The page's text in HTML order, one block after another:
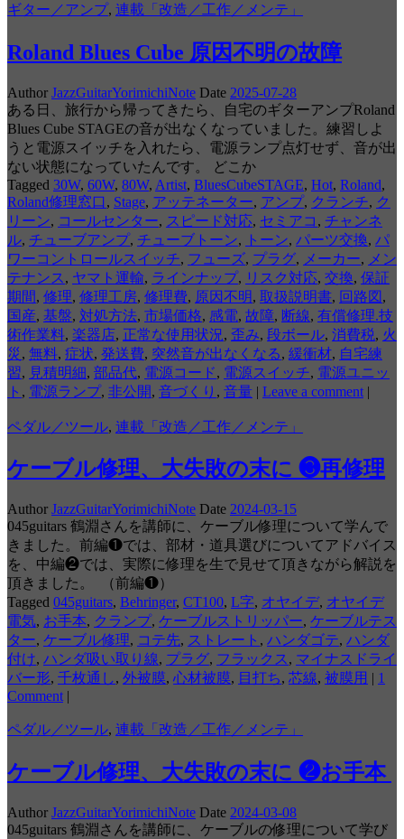
ギター／アンプ, 連載「改造／工作／メンテ」
Roland Blues Cube 原因不明の故障
Author JazzGuitarYorimichiNote Date 2025-07-28
ある日、旅行から帰ってきたら、自宅のギターアンプRoland
Blues Cube STAGEの音が出なくなっていました。練習しよ
うと電源スイッチを入れたら、電源ランプ点灯せず、音が出
ない状態になっていたんです。 どこか
Tagged 30W, 60W, 80W, Artist, BluesCubeSTAGE, Hot, Roland,
Roland修理窓口, Stage, アッテネーター, アンプ, クランチ, ク
リーン, コールセンター, スピード対応, セミアコ , チャンネ
ル, チューブアンプ, チューブトーン, トーン, パーツ交換, パ
ワーコントロールスイッチ, フューズ, プラグ, メーカー, メン
テナンス , ヤマト運輸, ラインナップ, リスク対応, 交換, 保証
期間, 修理, 修理工房, 修理費, 原因不明, 取扱説明書, 回路図 ,
国産, 基盤, 対処方法, 市場価格, 感電, 故障, 断線, 有償修理.技
術作業料, 楽器店, 正常な使用状況, 歪み, 段ボール, 消費税, 火
災 , 無料, 症状, 発送費, 突然音が出なくなる, 緩衝材, 自宅練
習, 見積明細, 部品代, 電源コード, 電源スイッチ, 電源ユニッ
ト , 電源ランプ, 非公開, 音づくり , 音量 | Leave a comment |
ペダル／ツール, 連載「改造／工作／メンテ」
ケーブル修理、大失敗の末に ❸再修理
Author JazzGuitarYorimichiNote Date 2024-03-15
045guitars 鶴淵さんを講師に、ケーブル修理について学んで
きました。前編❶では、部材・道具選びについてアドバイス
を、中編❷では、実際に修理を生で見せて頂きながら解説を
頂きました。 （前編❶）
Tagged 045guitars, Behringer, CT100, L字, オヤイデ, オヤイデ
電気, お手本, クランプ, ケーブルストリッパー, ケーブルテス
ター, ケーブル修理, コテ先, ストレート , ハンダゴテ, ハンダ
付け, ハンダ吸い取り線, プラグ, フラックス , マイナスドライ
バー形, 千枚通し, 外被膜, 心材被膜, 目打ち, 芯線, 被膜用 | 1
Comment |
ペダル／ツール, 連載「改造／工作／メンテ」
ケーブル修理、大失敗の末に ❷お手本
Author JazzGuitarYorimichiNote Date 2024-03-08
045guitars 鶴淵さんを講師に、ケーブルの修理について学び